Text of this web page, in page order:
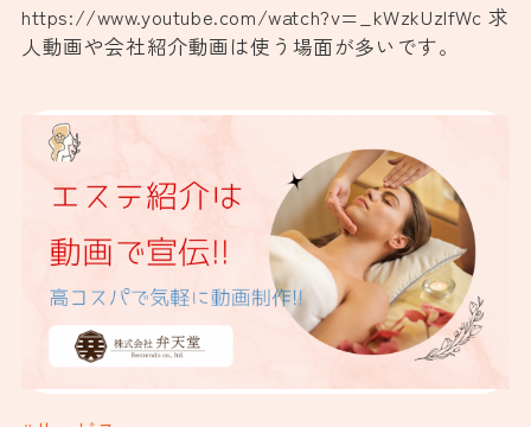
https://www.youtube.com/watch?v=_kWzkUzIfWc 求
人動画や会社紹介動画は使う場面が多いです。